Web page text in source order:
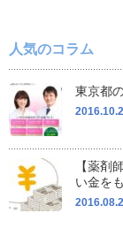
人気のコラム
東京都
【薬剤
い金を